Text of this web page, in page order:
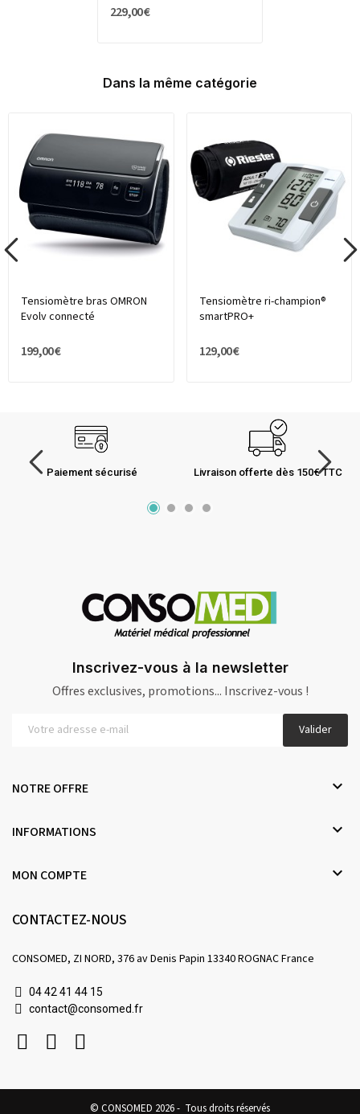
229,00 €
Dans la même catégorie
Tensiomètre bras OMRON
Evolv connecté
199,00 €
Tensiomètre ri-champion®
smartPRO+
129,00 €
Paiement sécurisé Livraison offerte dès 150€ TTC
Inscrivez-vous à la newsletter
Offres exclusives, promotions... Inscrivez-vous !
Valider
NOTRE OFFRE 
INFORMATIONS 
MON COMPTE 
CONTACTEZ-NOUS
CONSOMED, ZI NORD, 376 av Denis Papin 13340 ROGNAC France
04 42 41 44 15
contact@consomed.fr
© CONSOMED 2026 - Tous droits réservés